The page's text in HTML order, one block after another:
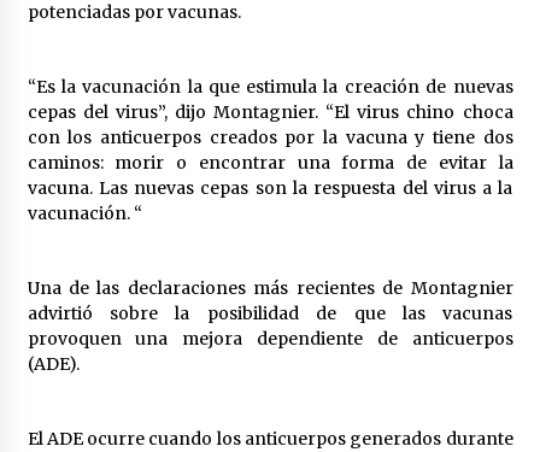
Trump asegura que barcos cargados de
México libraría posible arancel de EE.UU. en
85% de sus exportaciones
2 meses atrás
potenciadas por vacunas.
“Es la vacunación la que estimula la creación de nuevas
cepas del virus”, dijo Montagnier. “El virus chino choca
con los anticuerpos creados por la vacuna y tiene dos
caminos: morir o encontrar una forma de evitar la
vacuna. Las nuevas cepas son la respuesta del virus a la
vacunación. “
Una de las declaraciones más recientes de Montagnier
advirtió sobre la posibilidad de que las vacunas
provoquen una mejora dependiente de anticuerpos
(ADE).
El ADE ocurre cuando los anticuerpos generados durante